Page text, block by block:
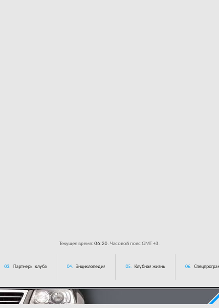
Текущее время: 06:20. Часовой пояс GMT +3.
03. Партнеры клуба 04. Энциклопедия 05. Клубная жизнь 06.